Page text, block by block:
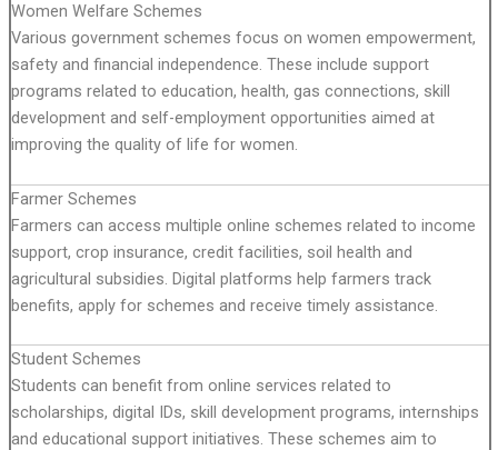
Women Welfare Schemes
Various government schemes focus on women empowerment,
safety and financial independence. These include support
programs related to education, health, gas connections, skill
development and self-employment opportunities aimed at
improving the quality of life for women.
Farmer Schemes
Farmers can access multiple online schemes related to income
support, crop insurance, credit facilities, soil health and
agricultural subsidies. Digital platforms help farmers track
benefits, apply for schemes and receive timely assistance.
Student Schemes
Students can benefit from online services related to
scholarships, digital IDs, skill development programs, internships
and educational support initiatives. These schemes aim to